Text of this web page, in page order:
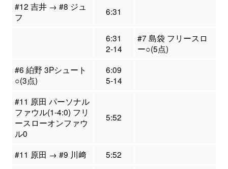
#12 吉井 → #8 ジュ
フ
6:31
6:31
2-14
#7 島袋 フリースロ
ー○(5点)
#6 絈野 3Pシュート
○(3点)
6:09
5-14
#11 原田 パーソナル
ファウル(1-4:0) フリ
ースローオンファウ
ル0
5:52
#11 原田 → #9 川﨑 5:52